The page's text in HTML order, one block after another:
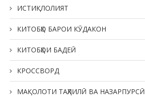
ИСТИҚЛОЛИЯТ
КИТОБҲО БАРОИ КӮДАКОН
КИТОБҲОИ БАДЕӢ
КРОССВОРД
МАҚОЛОТИ ТАҲЛИЛӢ ВА НАЗАРПУРСӢ